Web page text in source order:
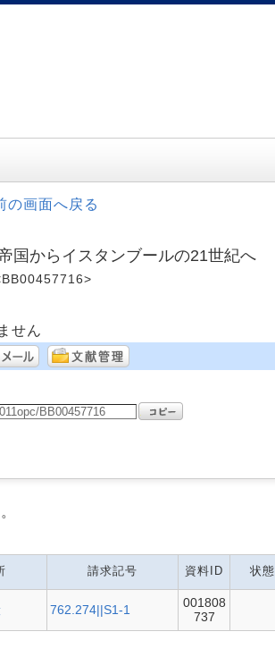
の画面へ戻る
国からイスタンブールの21世紀へ
せん
請求記号 資料ID 状態
762.274||S1-1
001808
737